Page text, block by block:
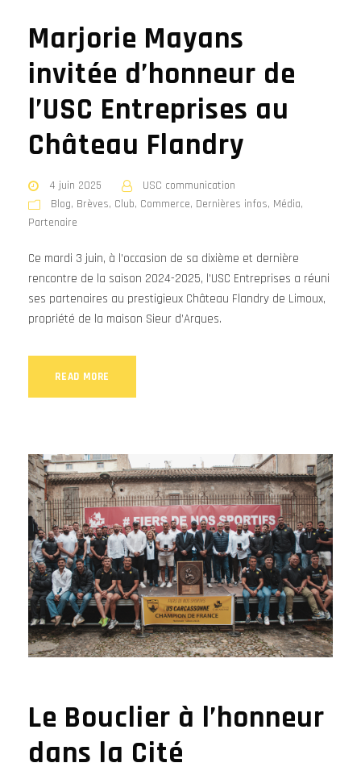
Marjorie Mayans
invitée d’honneur de
l’USC Entreprises au
Château Flandry
4 juin 2025
USC communication
Blog, Brèves, Club, Commerce, Dernières infos, Média,
Partenaire
Ce mardi 3 juin, à l’occasion de sa dixième et dernière
rencontre de la saison 2024-2025, l’USC Entreprises a réuni
ses partenaires au prestigieux Château Flandry de Limoux,
propriété de la maison Sieur d’Arques.
READ MORE
Le Bouclier à l’honneur
dans la Cité